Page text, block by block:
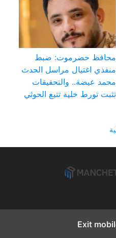
محافظ حضرموت: ضبط
منفذي اغتيال مراسل الحدث
محمد عيضة.. والتحقيقات
تثبت تورط خلية تتبع الحوثي
Exit